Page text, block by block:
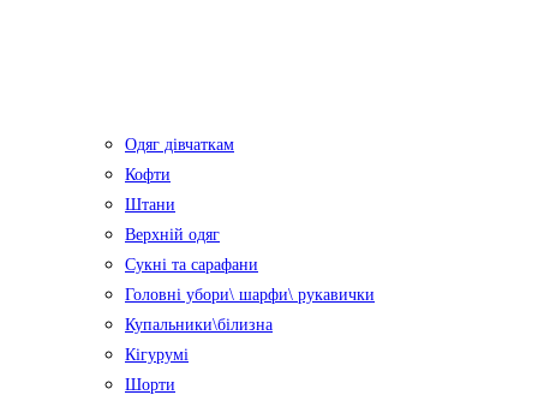
Одяг дівчаткам
Кофти
Штани
Верхній одяг
Сукні та сарафани
Головні убори\ шарфи\ рукавички
Купальники\білизна
Кігурумі
Шорти